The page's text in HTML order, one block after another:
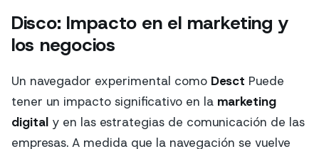
Disco: Impacto en el marketing y
los negocios
Un navegador experimental como Desct Puede
tener un impacto significativo en la marketing
digital y en las estrategias de comunicación de las
empresas. A medida que la navegación se vuelve